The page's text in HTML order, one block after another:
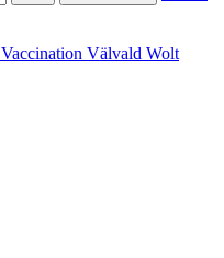
Vaccination Välvald Wolt